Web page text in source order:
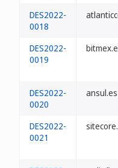
DES2022-
0018
DES2022-
0019
DES2022-
0020
ansul.es
DES2022-
0021